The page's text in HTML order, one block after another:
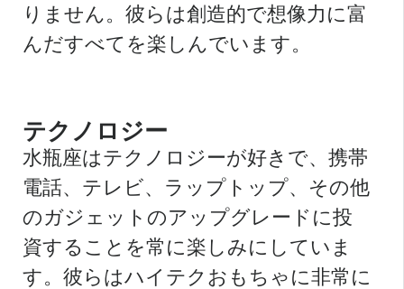
りません。彼らは創造的で想像力に富
んだすべてを楽しんでいます。
テクノロジー
水瓶座はテクノロジーが好きで、携帯
電話、テレビ、ラップトップ、その他
のガジェットのアップグレードに投
資することを常に楽しみにしていま
す。彼らはハイテクおもちゃに非常に